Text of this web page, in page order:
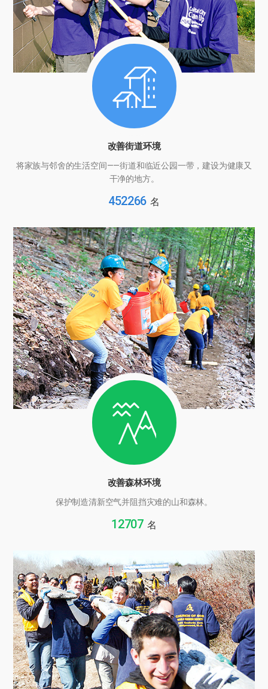
改善街道环境
将家族与邻舍的生活空间——街道和临近公园一带，建设为健康又
干净的地方。
452266 名
改善森林环境
保护制造清新空气并阻挡灾难的山和森林。
12707 名